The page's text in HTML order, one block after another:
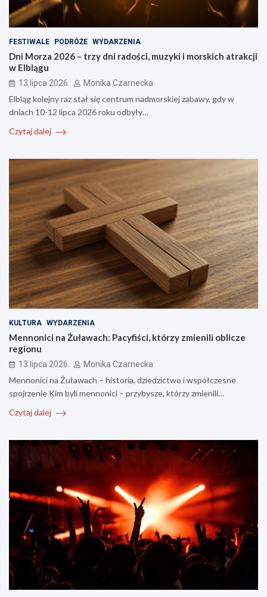
FESTIWALE PODRÓŻE WYDARZENIA
Dni Morza 2026 – trzy dni radości, muzyki i morskich atrakcji
w Elblągu
13 lipca 2026 Monika Czarnecka
Elbląg kolejny raz stał się centrum nadmorskiej zabawy, gdy w
dniach 10-12 lipca 2026 roku odbyły…
Czytaj dalej
KULTURA WYDARZENIA
Mennonici na Żuławach: Pacyfiści, którzy zmienili oblicze
regionu
13 lipca 2026 Monika Czarnecka
Mennonici na Żuławach – historia, dziedzictwo i współczesne
spojrzenie Kim byli mennonici – przybysze, którzy zmienili…
Czytaj dalej